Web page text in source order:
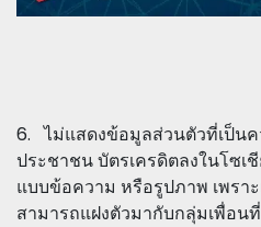
6. ไม่แสดงข้อมูลส่วนตัวที่เป็นค
ประชาชน บัตรเครดิตลงในโซเ
แบบข้อความ หรือรูปภาพ เพรา
สามารถแฝงตัวมากับกลุ่มเพื่อน